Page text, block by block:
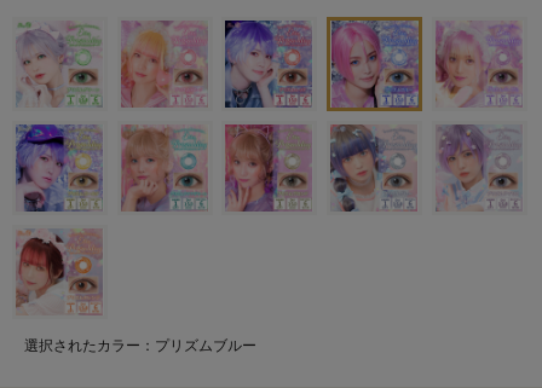
選択されたカラー：プリズムブルー